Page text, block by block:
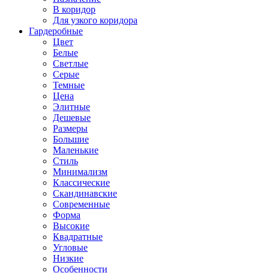
В коридор
Для узкого коридора
Гардеробные
Цвет
Белые
Светлые
Серые
Темные
Цена
Элитные
Дешевые
Размеры
Большие
Маленькие
Стиль
Минимализм
Классические
Скандинавские
Современные
Форма
Высокие
Квадратные
Угловые
Низкие
Особенности